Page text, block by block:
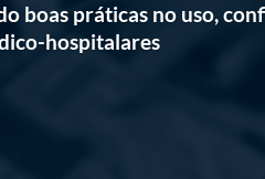
boas práticas no uso,
hospitalares